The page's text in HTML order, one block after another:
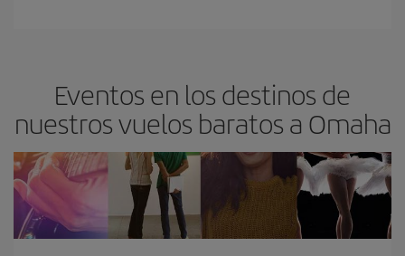
Eventos en los destinos de
nuestros vuelos baratos a Omaha